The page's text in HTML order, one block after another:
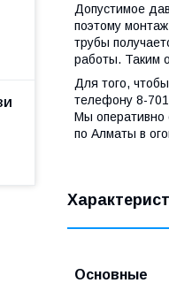
Допустимое
поэтому
трубы
работы. Таким
Для того,
телефону 8-
Мы оперативно
по Алматы в
Основные